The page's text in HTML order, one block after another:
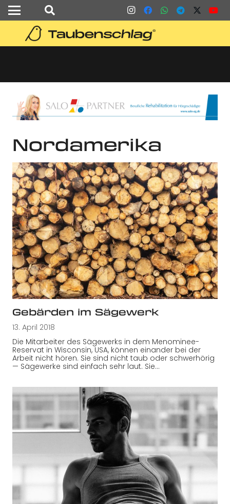
Nordamerika
Gebärden im Sägewerk
13. April 2018
Die Mitarbeiter des Sägewerks in dem Menominee-
Reservat in Wisconsin, USA, können einander bei der
Arbeit nicht hören. Sie sind nicht taub oder schwerhörig
— Sägewerke sind einfach sehr laut. Sie…